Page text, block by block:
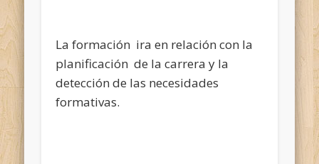
La formación ira en relación con la
planificación de la carrera y la
detección de las necesidades
formativas.